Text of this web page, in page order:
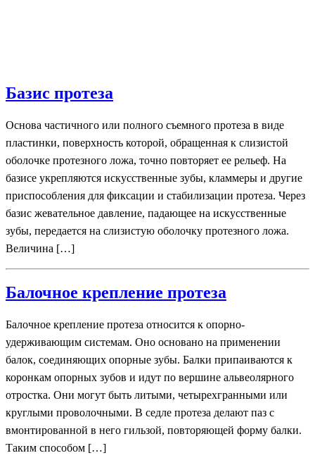
Базис протеза
Основа частичного или полного съемного протеза в виде
пластинки, поверхность которой, обращенная к слизистой
оболочке протезного ложа, точно повторяет ее рельеф. На
базисе укрепляются искусственные зубы, кламмеры и другие
приспособления для фиксации и стабилизации протеза. Через
базис жевательное давление, падающее на искусственные
зубы, передается на слизистую оболочку протезного ложа.
Величина […]
Балочное крепление протеза
Балочное крепление протеза относится к опорно-
удерживающим системам. Оно основано на применении
балок, соединяющих опорные зубы. Балки припаиваются к
коронкам опорных зубов и идут по вершине альвеолярного
отростка. Они могут быть литыми, четырехгранными или
круглыми проволочными. В седле протеза делают паз с
вмонтированной в него гильзой, повторяющей форму балки.
Таким способом […]